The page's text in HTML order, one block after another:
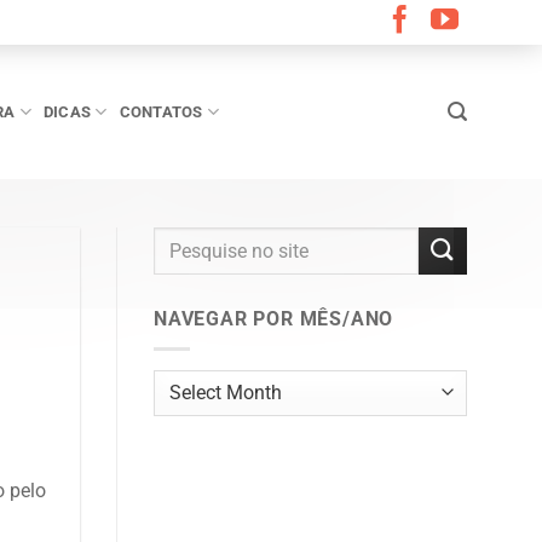
DICAS CONTATOS
pelo
NAVEGAR POR MÊS/ANO
Navegar
por